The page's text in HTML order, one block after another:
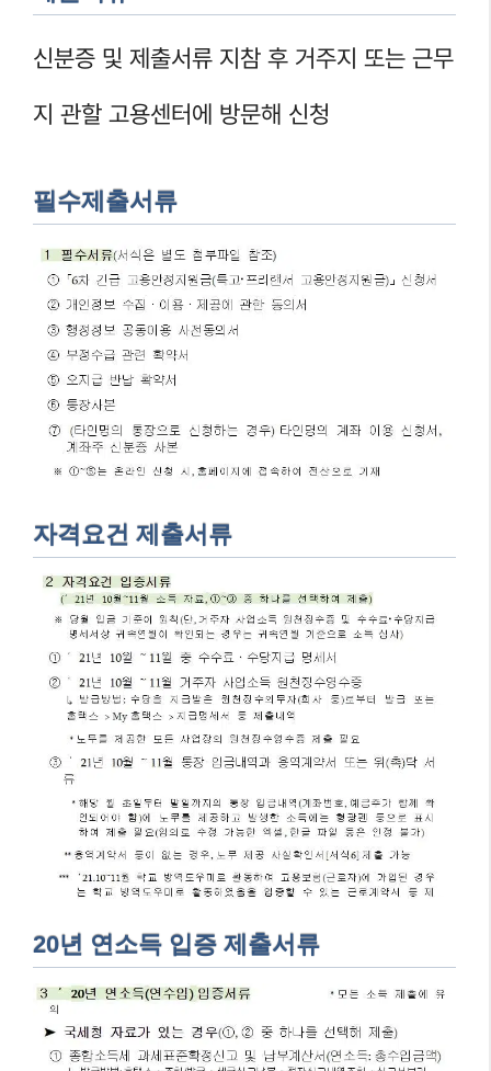
신분증 및 제출서류 지참 후 거주지 또는 근무
지 관할 고용센터에 방문해 신청
필수제출서류
자격요건 제출서류
20년 연소득 입증 제출서류